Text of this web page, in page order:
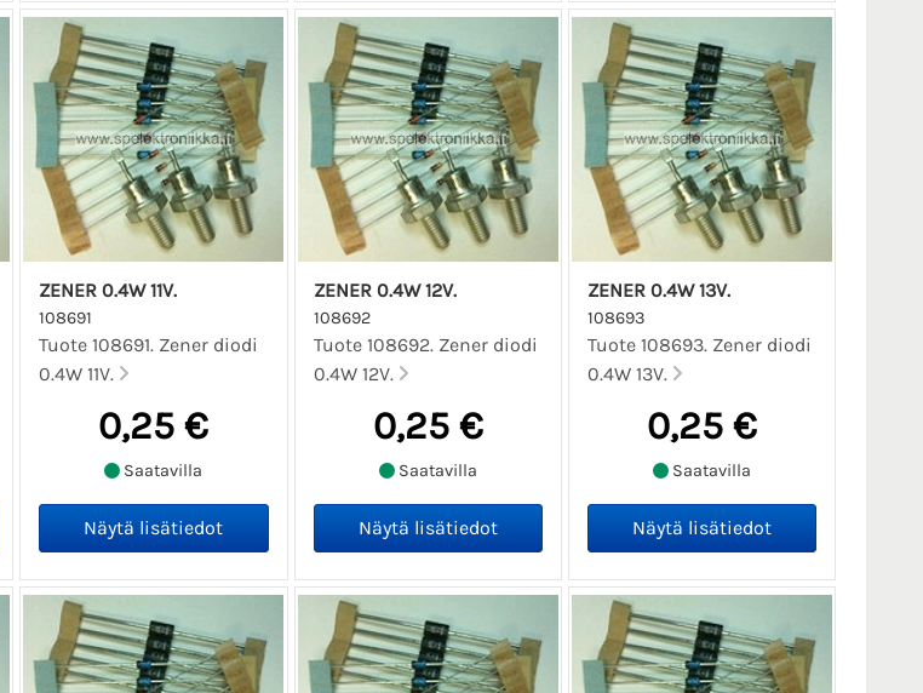
ZENER 0.4W 11V.
108691
Tuote 108691. Zener diodi
0.4W 11V.
0,25 €
Saatavilla
ZENER 0.4W 12V.
108692
Tuote 108692. Zener diodi
0.4W 12V.
0,25 €
Saatavilla
ZENER 0.4W 13V.
108693
Tuote 108693. Zener diodi
0.4W 13V.
0,25 €
Saatavilla